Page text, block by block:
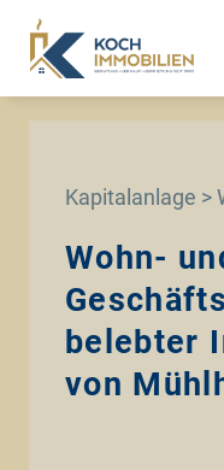
Kapitalanlage >
Wohn-
belebter
von